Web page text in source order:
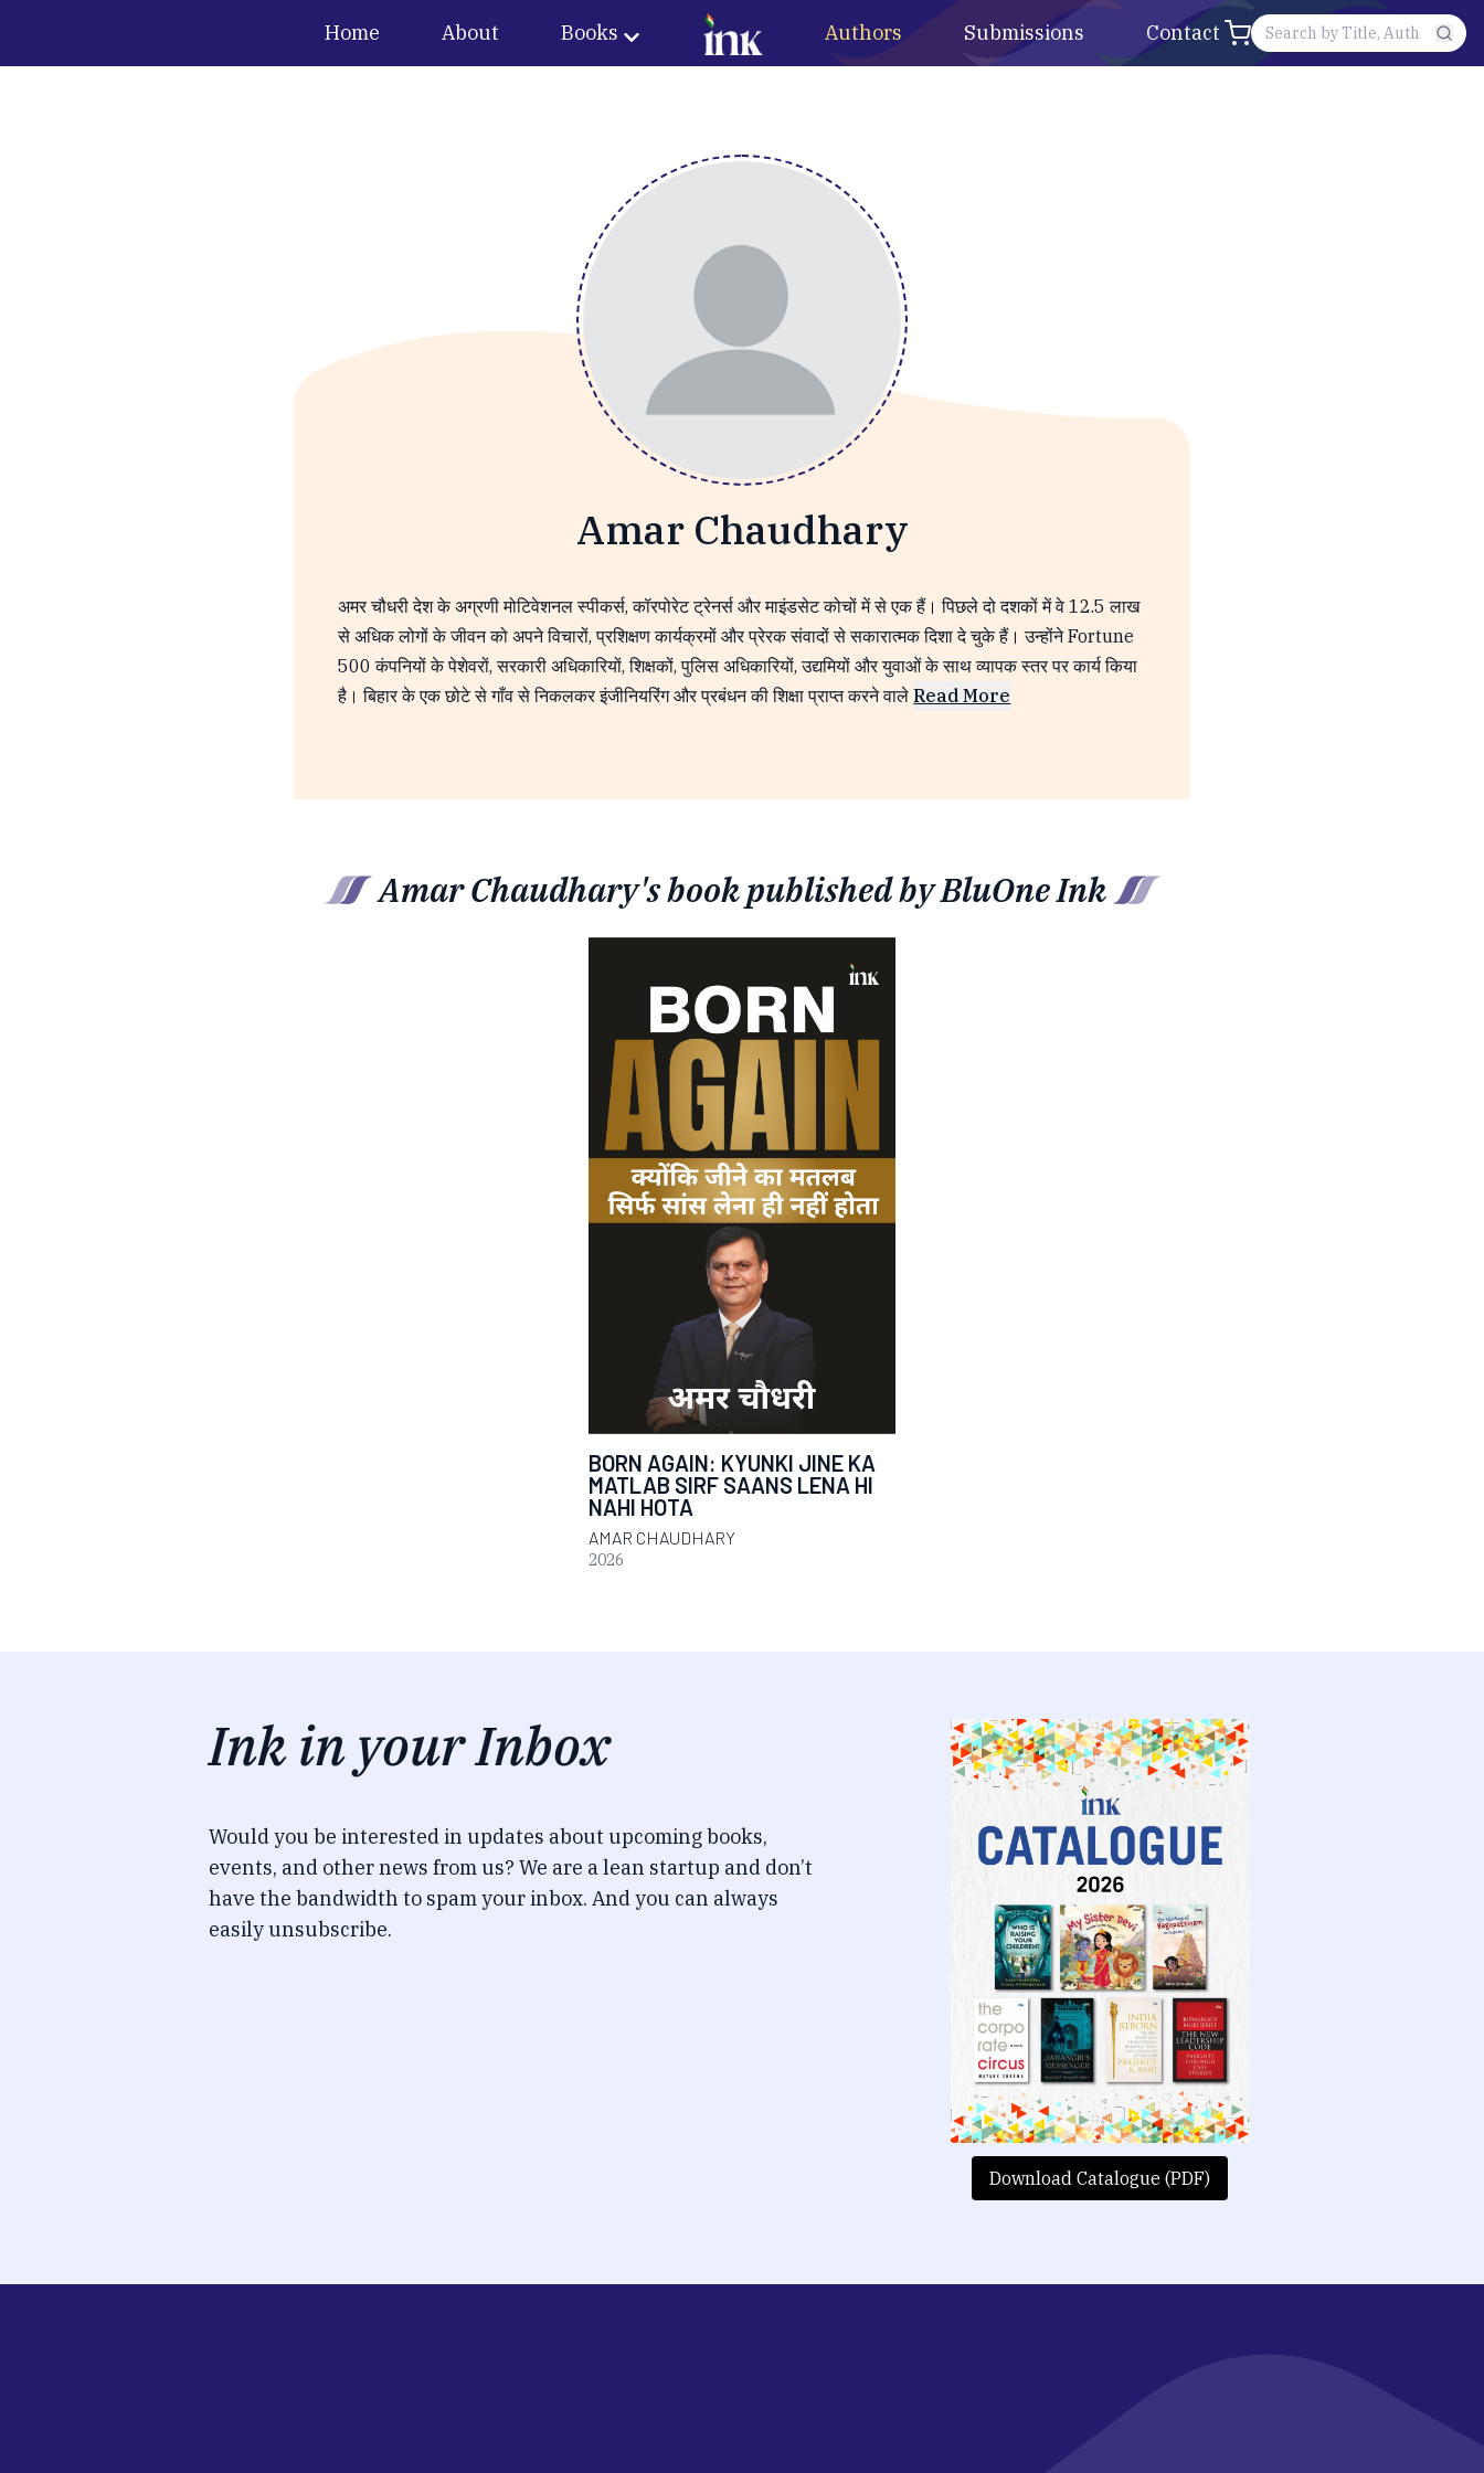
Home About Books Authors Submissions Contact
Amar Chaudhary
अमर चौधरी देश के अग्रणी मोटिवेशनल स्पीकर्स, कॉरपोरेट ट्रेनर्स और माइंडसेट कोचों में से एक हैं। पिछले दो दशकों में वे 12.5 लाख
से अधिक लोगों के जीवन को अपने विचारों, प्रशिक्षण कार्यक्रमों और प्रेरक संवादों से सकारात्मक दिशा दे चुके हैं। उन्होंने Fortune
500 कंपनियों के पेशेवरों, सरकारी अधिकारियों, शिक्षकों, पुलिस अधिकारियों, उद्यमियों और युवाओं के साथ व्यापक स्तर पर कार्य किया
है। बिहार के एक छोटे से गाँव से निकलकर इंजीनियरिंग और प्रबंधन की शिक्षा प्राप्त करने वाले Read More
Amar Chaudhary's book published by BluOne Ink
BORN AGAIN: KYUNKI JINE KA
MATLAB SIRF SAANS LENA HI
NAHI HOTA
AMAR CHAUDHARY
2026
Ink in your Inbox
Would you be interested in updates about upcoming books,
events, and other news from us? We are a lean startup and don’t
have the bandwidth to spam your inbox. And you can always
easily unsubscribe.
Download Catalogue (PDF)